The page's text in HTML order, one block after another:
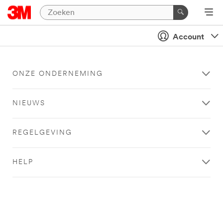
Account
ONZE ONDERNEMING
NIEUWS
REGELGEVING
HELP